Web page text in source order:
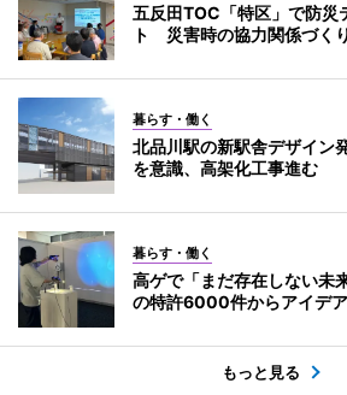
五反田TOC「特区」で防災
ト 災害時の協力関係づく
暮らす・働く
北品川駅の新駅舎デザイ
を意識、高架化工事進む
暮らす・働く
高ゲで「まだ存在しない
の特許6000件からアイデ
もっと見る